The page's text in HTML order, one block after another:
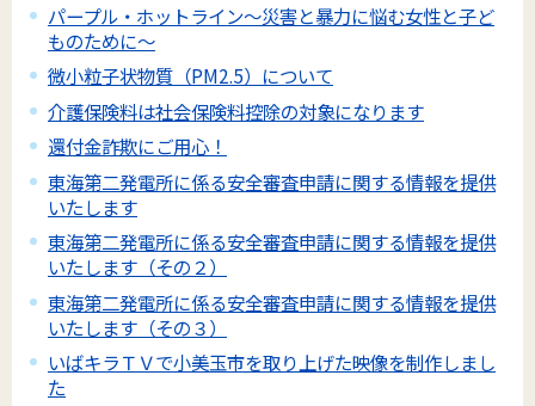
パープル・ホットライン～災害と暴力に悩む女性と子ど
ものために～
微小粒子状物質（PM2.5）について
介護保険料は社会保険料控除の対象になります
還付金詐欺にご用心！
東海第二発電所に係る安全審査申請に関する情報を提供
いたします
東海第二発電所に係る安全審査申請に関する情報を提供
いたします（その２）
東海第二発電所に係る安全審査申請に関する情報を提供
いたします（その３）
いばキラＴＶで小美玉市を取り上げた映像を制作しまし
た